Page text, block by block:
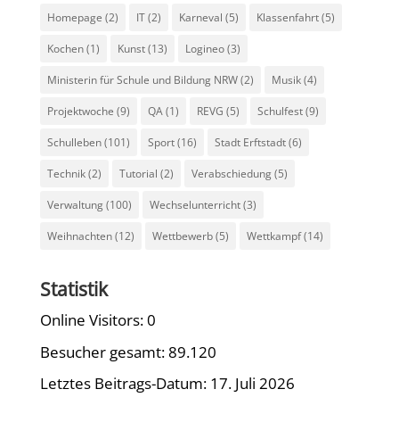
Homepage (2) IT(2) Karneval (5) Klassenfahrt(5)
Kochen(1) Kunst(13) Logineo(3)
Ministerin für Schule und Bildung NRW(2) Musik(4)
Projektwoche (9) QA(1) REVG (5) Schulfest(9)
Schulleben(101) Sport(16) Stadt Erftstadt(6)
Technik(2) Tutorial (2) Verabschiedung(5)
Verwaltung(100) Wechselunterricht(3)
Weihnachten(12) Wettbewerb(5) Wettkampf(14)
Statistik
Online Visitors:0
Besucher gesamt:89.120
Letztes Beitrags-Datum: 17. Juli 2026